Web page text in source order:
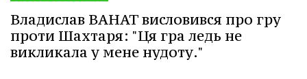
Владислав ВАНАТ висловився про гру
проти Шахтаря: "Ця гра ледь не
викликала у мене нудоту."